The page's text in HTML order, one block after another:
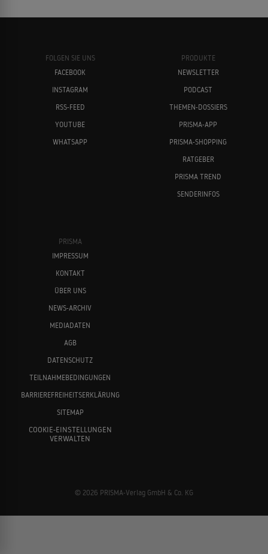
FOLGEN SIE UNS
FACEBOOK
INSTAGRAM
RSS-FEED
YOUTUBE
WHATSAPP
PRODUKTE
NEWSLETTER
PODCAST
THEMEN-DOSSIERS
PRISMA-APP
PRISMA-SHOPPING
RATGEBER
PRISMA TREND
SENDERINFOS
PRISMA
IMPRESSUM
KONTAKT
ÜBER UNS
NEWS-ARCHIV
MEDIADATEN
AGB
DATENSCHUTZ
TEILNAHMEBEDINGUNGEN
BARRIEREFREIHEITSERKLÄRUNG
SITEMAP
COOKIE-EINSTELLUNGEN
VERWALTEN
© 2026 PRISMA-Verlag GmbH & Co. KG